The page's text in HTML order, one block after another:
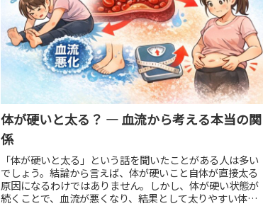
体が硬いと太る？ ― 血流から考える本当の関
係
「体が硬いと太る」という話を聞いたことがある人は多い
でしょう。結論から言えば、体が硬いこと自体が直接太る
原因になるわけではありません。しかし、体が硬い状態が
続くことで、血流が悪くなり、結果として太りやすい体に